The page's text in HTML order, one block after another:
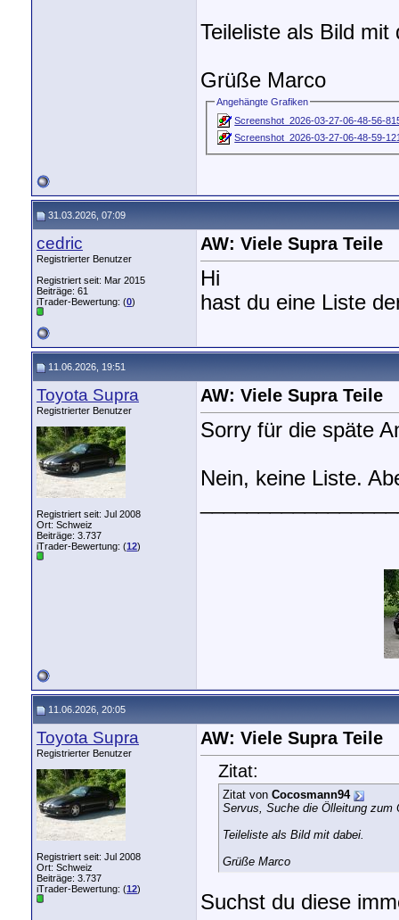
Teileliste als Bild mit
Grüße Marco
Angehängte Grafiken
Screenshot_2026-03-27-06-48-56-
Screenshot_2026-03-27-06-48-59-
31.03.2026, 07:09
cedric
Registrierter Benutzer
Registriert seit: Mar 2015
Beiträge: 61
iTrader-Bewertung: (0)
AW: Viele Supra Teile
Hi
hast du eine Liste
11.06.2026, 19:51
Toyota Supra
Registrierter Benutzer
Registriert seit: Jul 2008
Ort: Schweiz
Beiträge: 3.737
iTrader-Bewertung: (12)
AW: Viele Supra Teile
Sorry für die späte
Nein, keine Liste.
11.06.2026, 20:05
Toyota Supra
Registrierter Benutzer
Registriert seit: Jul 2008
Ort: Schweiz
Beiträge: 3.737
iTrader-Bewertung: (12)
AW: Viele Supra Teile
Zitat:
Zitat von Cocosmann94
Servus, Suche die Ölleitung zum
Teileliste als Bild mit dabei.
Grüße Marco
Suchst du diese